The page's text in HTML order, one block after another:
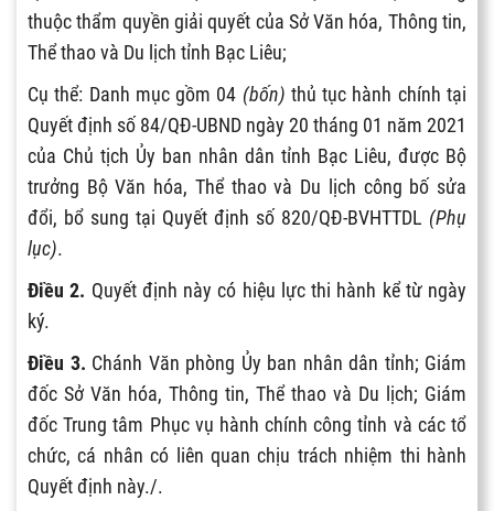
thuộc thẩm quyền giải quyết của Sở Văn hóa, Thông tin,
Thể thao và Du lịch tỉnh Bạc Liêu;
Cụ thể: Danh mục gồm 04 (bốn) thủ tục hành chính tại
Quyết định số 84/QĐ-UBND ngày 20 tháng 01 năm 2021
của Chủ tịch Ủy ban nhân dân tỉnh Bạc Liêu, được Bộ
trưởng Bộ Văn hóa, Thể thao và Du lịch công bố sửa
đổi, bổ sung tại Quyết định số 820/QĐ-BVHTTDL (Phụ
lục).
Điều 2. Quyết định này có hiệu lực thi hành kể từ ngày
ký.
Điều 3. Chánh Văn phòng Ủy ban nhân dân tỉnh; Giám
đốc Sở Văn hóa, Thông tin, Thể thao và Du lịch; Giám
đốc Trung tâm Phục vụ hành chính công tỉnh và các tổ
chức, cá nhân có liên quan chịu trách nhiệm thi hành
Quyết định này./.